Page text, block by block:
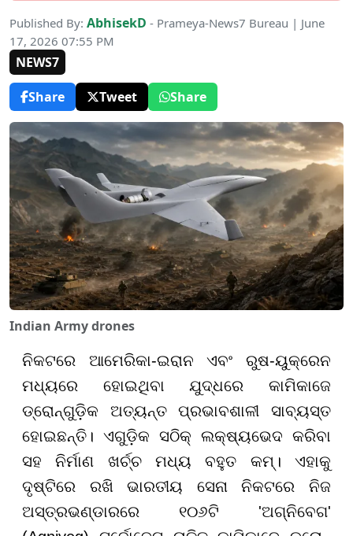
Published By: AbhisekD - Prameya-News7 Bureau | June
17, 2026 07:55 PM
NEWS7
Share
Tweet Share
Indian Army drones
ନିକଟରେ ଆମେରିକା-ଇରାନ ଏବଂ ରୁଷ-ୟୁକ୍ରେନ
ମଧ୍ୟରେ ହୋଇଥିବା ଯୁଦ୍ଧରେ କାମିକାଜେ
ଡ୍ରୋନ୍ଗୁଡ଼ିକ ଅତ୍ୟନ୍ତ ପ୍ରଭାବଶାଳୀ ସାବ୍ୟସ୍ତ
ହୋଇଛନ୍ତି। ଏଗୁଡ଼ିକ ସଠିକ୍ ଲକ୍ଷ୍ୟଭେଦ କରିବା
ସହ ନିର୍ମାଣ ଖର୍ଚ୍ଚ ମଧ୍ୟ ବହୁତ କମ୍। ଏହାକୁ
ଦୃଷ୍ଟିରେ ରଖି ଭାରତୀୟ ସେନା ନିକଟରେ ନିଜ
ଅସ୍ତ୍ରଭଣ୍ଡାରରେ ୧୦୬ଟି 'ଅଗ୍ନିବେଗ'